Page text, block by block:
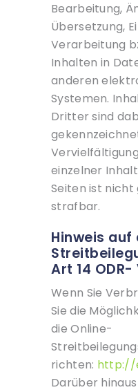
Bearbeitung,
Übersetzung,
Verarbeitung
Inhalten in
anderen
Systemen.
Dritter sind
einzelner
Seiten ist
strafbar.
Hinweis auf
Art 14
Wenn Sie
Sie die
die Online-
richten: http://
Darüber